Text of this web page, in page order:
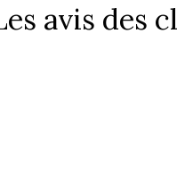
avis des